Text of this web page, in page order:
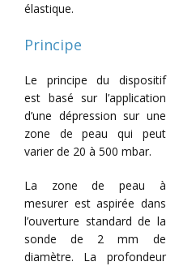
élastique.
Principe
Le principe du dispositif
est basé sur l’application
d’une dépression sur une
zone de peau qui peut
varier de 20 à 500 mbar.
La zone de peau à
mesurer est aspirée dans
l’ouverture standard de la
sonde de 2 mm de
diamètre. La profondeur